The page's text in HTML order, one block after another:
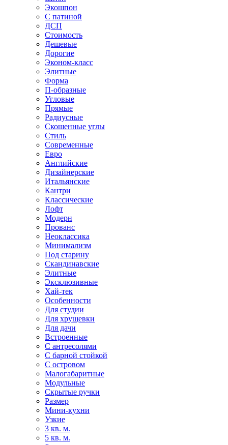
Экошпон
С патиной
ДСП
Стоимость
Дешевые
Дорогие
Эконом-класс
Элитные
Форма
П-образные
Угловые
Прямые
Радиусные
Скошенные углы
Стиль
Современные
Евро
Английские
Дизайнерские
Итальянские
Кантри
Классические
Лофт
Модерн
Прованс
Неоклассика
Минимализм
Под старину
Скандинавские
Элитные
Эксклюзивные
Хай-тек
Особенности
Для студии
Для хрущевки
Для дачи
Встроенные
С антресолями
С барной стойкой
С островом
Малогабаритные
Модульные
Скрытые ручки
Размер
Мини-кухни
Узкие
3 кв. м.
5 кв. м.